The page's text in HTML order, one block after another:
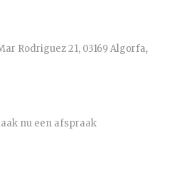
Rodriguez 21, 03169 Algorfa,
nu een afspraak